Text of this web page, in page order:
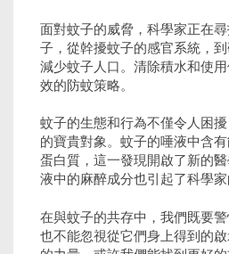
面對蚊子的威脅，科學家正在
子，從幹擾蚊子的感官系統，
減少蚊子人口。清除積水和使
效的防蚊策略。
蚊子的生態和行為不僅令人困
的寶貴對象。蚊子的唾液中含
蛋白質，這一發現開啟了新的
液中的麻醉成分也引起了科學家
在與蚊子的共存中，我們既要
也不能忽視從它們身上得到的